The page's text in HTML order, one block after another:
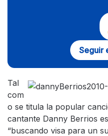
Seguir
Tal
com
o se titula la popular
cantante Danny Berrios
“buscando visa para un